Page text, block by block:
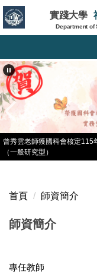
跳
到
主
內
容
區
實踐大學
Department of
曾秀雲老師獲國科會核定115
（一般研究型）
首頁 師資簡介
師資簡介
專任教師